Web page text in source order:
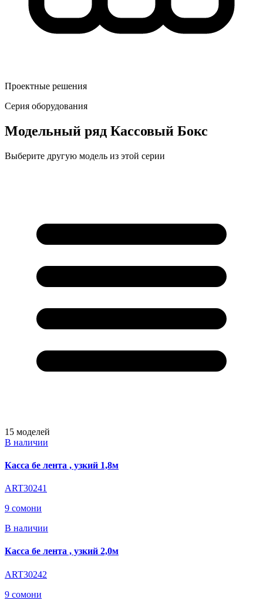
Проектные решения
Серия оборудования
Модельный ряд Кассовый Бокс
Выберите другую модель из этой серии
15 моделей
В наличии
Касса бе лента , узкий 1,8м
ART30241
9 сомони
В наличии
Касса бе лента , узкий 2,0м
ART30242
9 сомони